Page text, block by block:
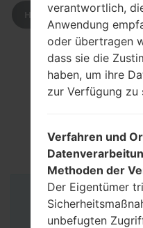
HERUNTERLADEN
verantwortlich,
Anwendung
oder übertragen
dass sie die
haben, um ihre
zur Verfügung zu
Verfahren und
Methoden der
Der Eigentümer
unbefugten